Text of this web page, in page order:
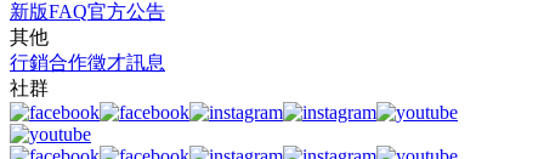
新版FAQ官方公告
其他
行銷合作徵才訊息
社群